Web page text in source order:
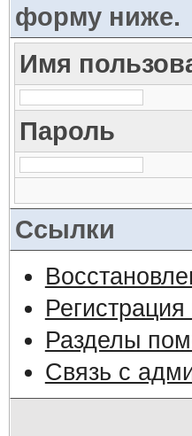
форму ниже.
Имя
Пароль
Ссылки
Разделы
Связь с